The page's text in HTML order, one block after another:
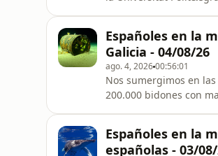
investigadores de la
Españoles en la
Galicia - 04/08/26
ago. 4, 202600:56:01
Nos sumergimos en
200.000 bidones con
conocemos los
Españoles en la
españolas - 03/